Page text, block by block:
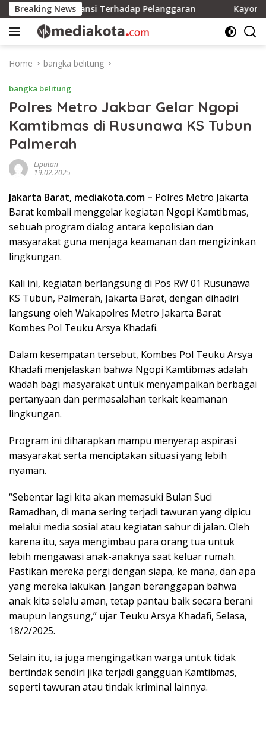
Skip
to
content
Breaking News
Toleransi Terhadap Pelanggaran Kayong Utara
Home bangka belitung
bangka belitung
Polres Metro Jakbar Gelar Ngopi
Kamtibmas di Rusunawa KS Tubun
Palmerah
Liputan
19.02.2025
Jakarta Barat, mediakota.com – Polres Metro Jakarta
Barat kembali menggelar kegiatan Ngopi Kamtibmas,
sebuah program dialog antara kepolisian dan
masyarakat guna menjaga keamanan dan mengizinkan
lingkungan.
Kali ini, kegiatan berlangsung di Pos RW 01 Rusunawa
KS Tubun, Palmerah, Jakarta Barat, dengan dihadiri
langsung oleh Wakapolres Metro Jakarta Barat
Kombes Pol Teuku Arsya Khadafi.
Dalam kesempatan tersebut, Kombes Pol Teuku Arsya
Khadafi menjelaskan bahwa Ngopi Kamtibmas adalah
wadah bagi masyarakat untuk menyampaikan berbagai
pertanyaan dan permasalahan terkait keamanan
lingkungan.
Program ini diharapkan mampu menyerap aspirasi
masyarakat serta menciptakan situasi yang lebih
nyaman.
“Sebentar lagi kita akan memasuki Bulan Suci
Ramadhan, di mana sering terjadi tawuran yang dipicu
melalui media sosial atau kegiatan sahur di jalan. Oleh
karena itu, saya mengimbau para orang tua untuk
lebih mengawasi anak-anaknya saat keluar rumah.
Pastikan mereka pergi dengan siapa, ke mana, dan apa
yang mereka lakukan. Jangan beranggapan bahwa
anak kita selalu aman, tetap pantau baik secara berani
maupun langsung,” ujar Teuku Arsya Khadafi, Selasa,
18/2/2025.
Selain itu, ia juga mengingatkan warga untuk tidak
bertindak sendiri jika terjadi gangguan Kamtibmas,
seperti tawuran atau tindak kriminal lainnya.